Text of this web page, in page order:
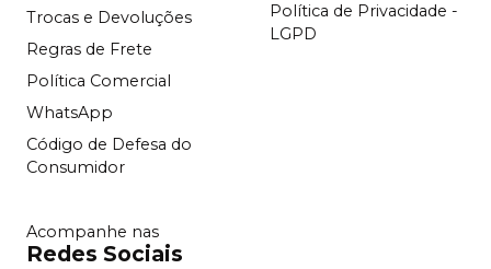
Trocas e Devoluções
Regras de Frete
Política Comercial
WhatsApp
Código de Defesa do
Consumidor
Política de Privacidade -
LGPD
Acompanhe nas
Redes Sociais